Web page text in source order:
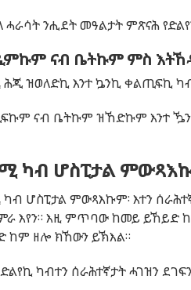
ሓራሳት ንሒደት መዓልታት ምጽናሕ
ናብ ቤትኩም ምስ
ዝወለድኪ እንተ ኴንኪ ቀልጢፍኪ
ናብ ቤትኩም ዝኸድኩም እንተ
ካብ ሆስፒታል
ሆስፒታል ምውጻእኩም፡ እተን
እየን። እዚ ምጥባው ከመይ ይኸይድ
ከም ዘሎ ክኸውን ይኽእል።
ካብተን ሰራሕተኛታት ሓገዝን